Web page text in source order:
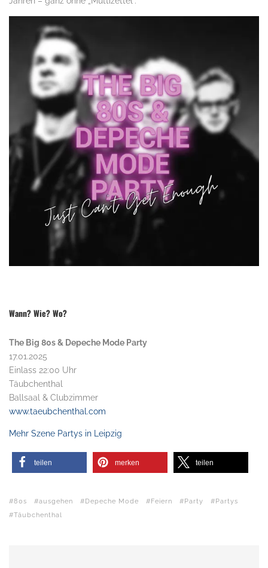
Wann? Wie? Wo?
The Big 80s & Depeche Mode Party
17.01.2025
Einlass 22:00 Uhr
Täubchenthal
Ballsaal & Clubzimmer
www.taeubchenthal.com
Mehr Szene Partys in Leipzig
teilen merken teilen
80s ausgehen Depeche Mode Feiern Party
Partys
Täubchenthal